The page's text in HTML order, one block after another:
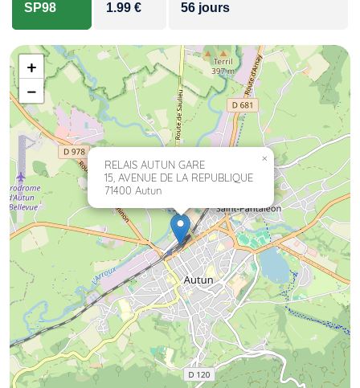
SP98 1.99 € 56 jours
RELAIS AUTUN GARE
15, AVENUE DE LA REPUBLIQUE
71400 Autun
×
+
−